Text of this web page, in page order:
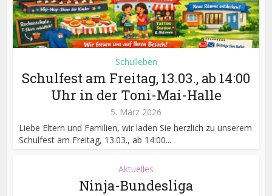
Schulleben
Schulfest am Freitag, 13.03., ab 14:00
Uhr in der Toni-Mai-Halle
5. März 2026
Liebe Eltern und Familien, wir laden Sie herzlich zu unserem
Schulfest am Freitag, 13.03., ab 14:00...
Aktuelles
Ninja-Bundesliga